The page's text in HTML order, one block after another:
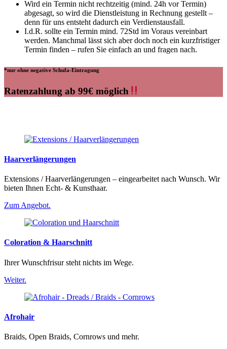
Wird ein Termin nicht rechtzeitig (mind. 24h vor Termin)
abgesagt, so wird die Dienstleistung in Rechnung gestellt –
denn für uns entsteht dadurch ein Verdienstausfall.
I.d.R. sollte ein Termin mind. 72Std im Voraus vereinbart
werden. Manchmal lässt sich aber doch noch ein kurzfristiger
Termin finden – rufen Sie einfach an und fragen nach.
*nur ohne negative Schufa-Eintragung
Ratenzahlung ab 99€ möglich
Haarverlängerungen
Extensions / Haarverlängerungen – eingearbeitet nach Wunsch. Wir
bieten Ihnen Echt- & Kunsthaar.
Zum Angebot.
Coloration & Haarschnitt
Ihrer Wunschfrisur steht nichts im Wege.
Weiter.
Afrohair
Braids, Open Braids, Cornrows und mehr.